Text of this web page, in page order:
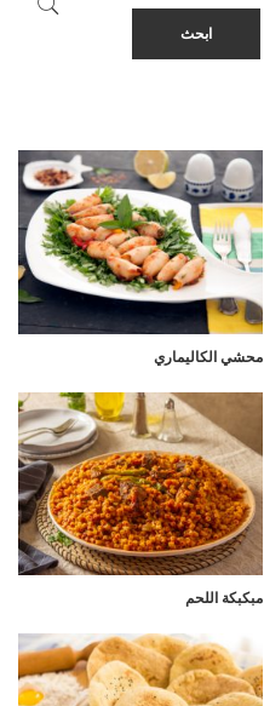
ابحث
محشي الكاليماري
مبكبكة اللحم